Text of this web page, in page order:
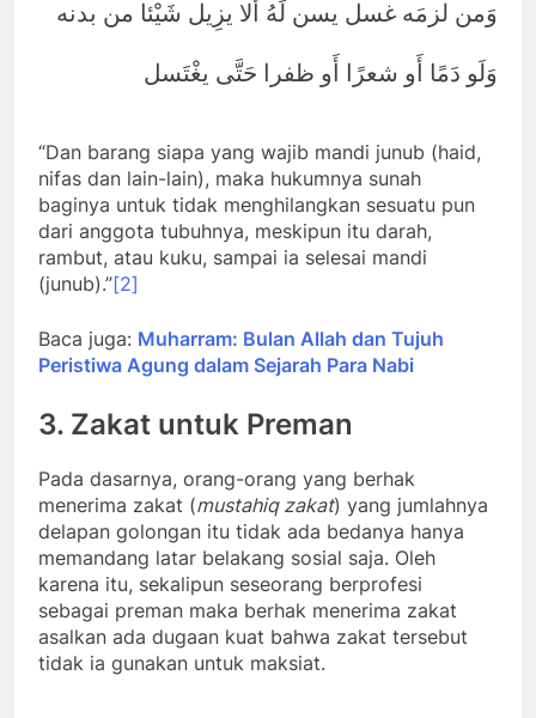
وَمن لزمَه غسل يسن لَهُ أَلا يزِيل شَيْئا من بدنه
وَلَو دَمًا أَو شعرًا أَو ظفرا حَتَّى يغْتَسل
“Dan barang siapa yang wajib mandi junub (haid,
nifas dan lain-lain), maka hukumnya sunah
baginya untuk tidak menghilangkan sesuatu pun
dari anggota tubuhnya, meskipun itu darah,
rambut, atau kuku, sampai ia selesai mandi
(junub).”[2]
Baca juga: Muharram: Bulan Allah dan Tujuh
Peristiwa Agung dalam Sejarah Para Nabi
3. Zakat untuk Preman
Pada dasarnya, orang-orang yang berhak
menerima zakat (mustahiq zakat) yang jumlahnya
delapan golongan itu tidak ada bedanya hanya
memandang latar belakang sosial saja. Oleh
karena itu, sekalipun seseorang berprofesi
sebagai preman maka berhak menerima zakat
asalkan ada dugaan kuat bahwa zakat tersebut
tidak ia gunakan untuk maksiat.